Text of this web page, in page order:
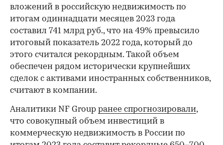
вложений в российскую недвижимость по
итогам одиннадцати месяцев 2023 года
составил 741 млрд руб., что на 49% превысило
итоговый показатель 2022 года, который до
этого считался рекордным. Такой объем
обеспечен рядом исторически крупнейших
сделок с активами иностранных собственников,
считают в компании.
Аналитики NF Group ранее спрогнозировали,
что совокупный объем инвестиций в
коммерческую недвижимость в России по